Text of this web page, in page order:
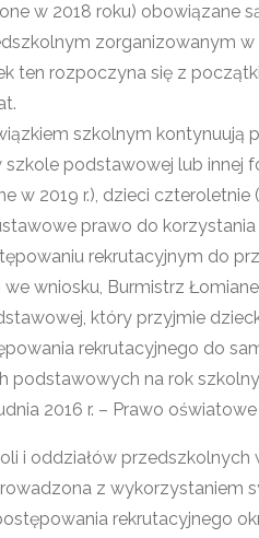
w 2018 roku)
zorganizowanym
ten rozpoczyna się z
szkolnym kontynuują
podstawowej lub innej
w 2019 r.), dzieci
prawo do
rekrutacyjnym do
wniosku, Burmistrz
który przyjmie
rekrutacyjnego do
podstawowych na rok
2016 r. – Prawo
i oddziałów
z wykorzystaniem
rekrutacyjnego